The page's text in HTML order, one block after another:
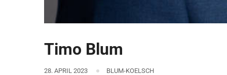
Timo Blum
28. APRIL 2023 BLUM-KOELSCH